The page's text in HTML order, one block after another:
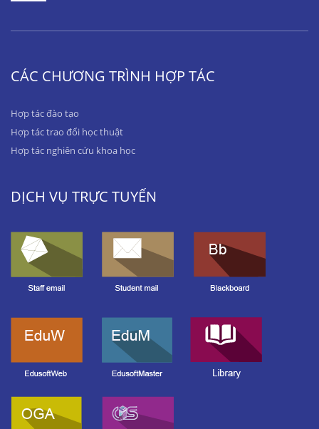
CÁC CHƯƠNG TRÌNH HỢP TÁC
Hợp tác đào tạo
Hợp tác trao đổi học thuật
Hợp tác nghiên cứu khoa học
DỊCH VỤ TRỰC TUYẾN